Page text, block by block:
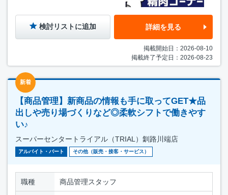
検討リストに追加 詳細を見る
掲載開始日：2026-08-10
掲載終了予定日：2026-08-23
新着
【商品管理】新商品の情報も手に取ってGET★品
出しや売り場づくりなど◎柔軟シフトで働きやす
い♪
スーパーセンタートライアル（TRIAL）釧路川端店
アルバイト・パート その他（販売・接客・サービス）
職種 商品管理スタッフ